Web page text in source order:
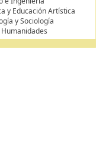
y Educación Artística
y Sociología